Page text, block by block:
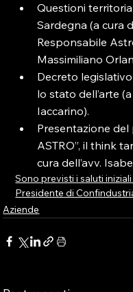
Questioni
Sardegna (a cura
Responsabile
Massimiliano
Decreto
lo stato dell’arte
Iaccarino).
Presentazione del
ASTRO”, il think
cura dell’avv.
Sono previsti i saluti
Presidente di
Aziende